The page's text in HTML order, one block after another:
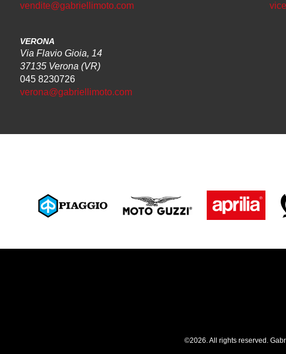
vendite@gabriellimoto.com
VERONA
Via Flavio Gioia, 14
37135 Verona (VR)
045 8230726
verona@gabriellimoto.com
©2026. All rights reserved.